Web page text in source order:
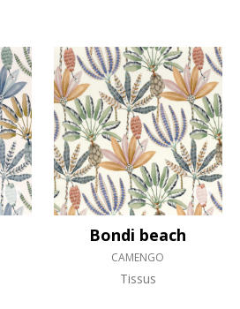
Bondi beach
CAMENGO
Tissus